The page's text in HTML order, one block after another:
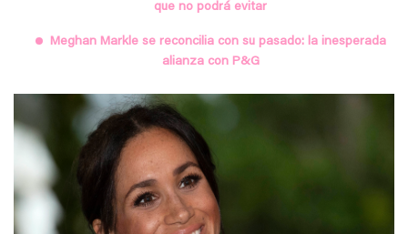
que no podrá evitar
Meghan Markle se reconcilia con su pasado: la inesperada
alianza con P&G